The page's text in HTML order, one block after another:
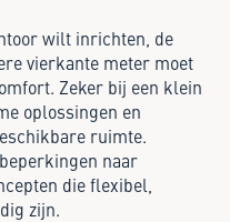
wilt inrichten, de
vierkante meter moet
Zeker bij een klein
oplossingen en
ruimte.
naar
die flexibel,
zijn.